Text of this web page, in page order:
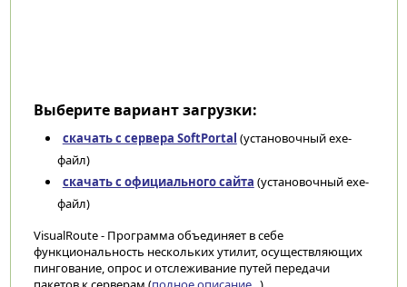
Выберите вариант загрузки:
скачать с сервера SoftPortal (установочный exe-
файл)
скачать с официального сайта (установочный exe-
файл)
VisualRoute - Программа объединяет в себе
функциональность нескольких утилит, осуществляющих
пингование, опрос и отслеживание путей передачи